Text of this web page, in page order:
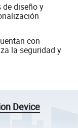
diseño y
con
la seguridad y
Device